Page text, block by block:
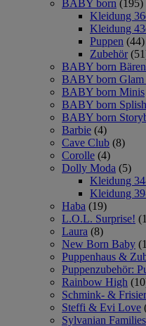
BABY born (195)
Kleidung
Kleidung
Puppen (44)
Zubehör
BABY born
BABY born
BABY born Minis
BABY born
BABY born
Barbie (4)
Cave Club (8)
Corolle (4)
Dolly Moda (5)
Kleidung
Kleidung
Haba (19)
L.O.L. Surprise!
Laura (8)
New Born Baby
Puppenhaus &
Puppenzubehör:
Rainbow High
Schmink- &
Steffi & Evi Love
Sylvanian Families